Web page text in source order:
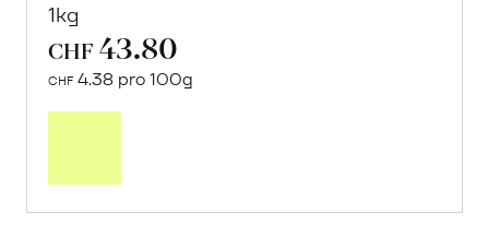
1kg
CHF 43.80
CHF 4.38 pro 100g